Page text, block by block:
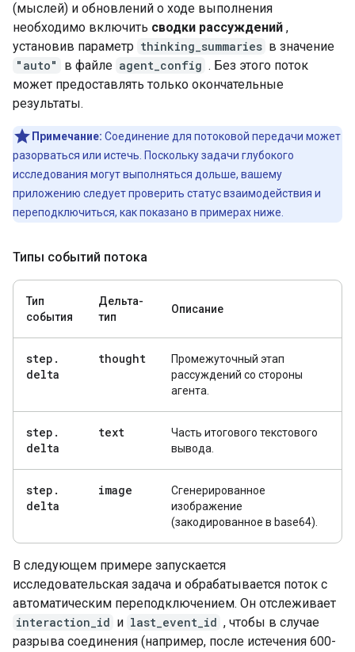
(мыслей) и обновлений о ходе выполнения
необходимо включить сводки рассуждений ,
установив параметр thinking_summaries в значение
"auto"
в файле agent_config . Без этого поток
может предоставлять только окончательные
результаты.
Примечание: Соединение для потоковой передачи может
разорваться или истечь. Поскольку задачи глубокого
исследования могут выполняться дольше, вашему
приложению следует проверить статус взаимодействия и
переподключиться, как показано в примерах ниже.
Типы событий потока
Тип
события
Дельта-
тип
Описание
step .
delta
thought
Промежуточный этап
рассуждений со стороны
агента.
step .
delta
text
Часть итогового текстового
вывода.
step .
delta
image
Сгенерированное
изображение
(закодированное в base64).
В следующем примере запускается
исследовательская задача и обрабатывается поток с
автоматическим переподключением. Он отслеживает
interaction_id и last_event_id , чтобы в случае
разрыва соединения (например, после истечения 600-